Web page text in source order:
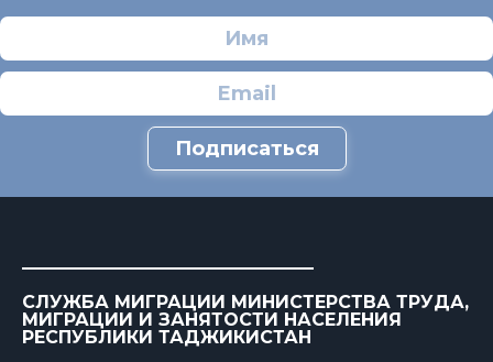
Подписаться
СЛУЖБА МИГРАЦИИ МИНИСТЕРСТВА ТРУДА,
МИГРАЦИИ И ЗАНЯТОСТИ НАСЕЛЕНИЯ
РЕСПУБЛИКИ ТАДЖИКИСТАН